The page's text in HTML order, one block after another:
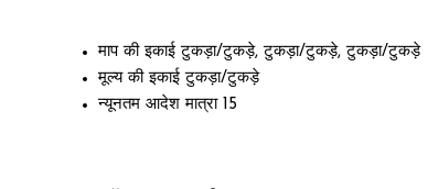
माप की इकाई टुकड़ा/टुकड़े, टुकड़ा/टुकड़े, टुकड़ा/टुकड़े
मूल्य की इकाई टुकड़ा/टुकड़े
न्यूनतम आदेश मात्रा
15